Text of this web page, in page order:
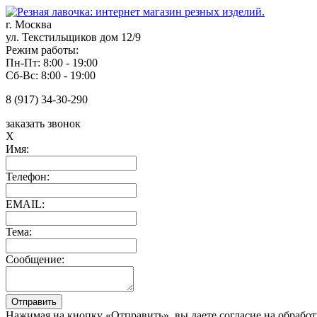
г. Москва
ул. Текстильщиков дом 12/9
Режим работы:
Пн-Пт: 8:00 - 19:00
Сб-Вс: 8:00 - 19:00
8 (917) 34-30-290
заказать звонок
X
Имя:
Телефон:
EMAIL:
Тема:
Сообщение: